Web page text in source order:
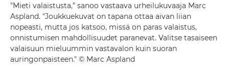
"Mieti valaistusta,” sanoo vastaava urheilukuvaaja Marc
Aspland. "Joukkuekuvat on tapana ottaa aivan liian
nopeasti, mutta jos katsoo, missä on paras valaistus,
onnistumisen mahdollisuudet paranevat. Valitse tasaiseen
valaisuun mieluummin vastavalon kuin suoran
auringonpaisteen." © Marc Aspland